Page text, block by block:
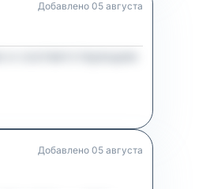
Добавлено 05 августа
Добавлено 05 августа